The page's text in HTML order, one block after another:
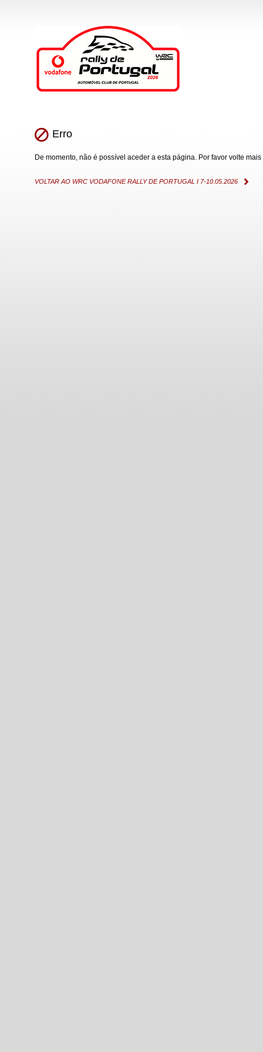
Erro
De momento, não é possível aceder a esta página. Por favor volte mais
VOLTAR AO WRC VODAFONE RALLY DE PORTUGAL I 7-10.05.2026